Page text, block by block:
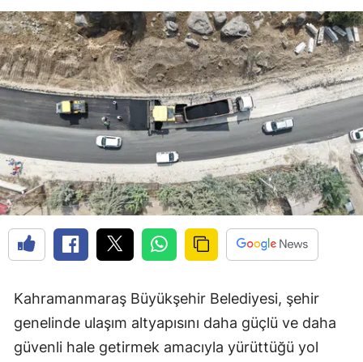
Kahramanmaraş Büyükşehir Belediyesi, şehir
genelinde ulaşım altyapısını daha güçlü ve daha
güvenli hale getirmek amacıyla yürüttüğü yol